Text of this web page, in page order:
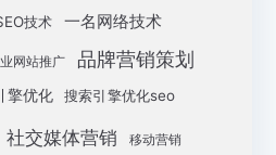
技术 一名网络技术
网站推广 品牌营销策划
擎优化 搜索引擎优化seo
社交媒体营销 移动营销